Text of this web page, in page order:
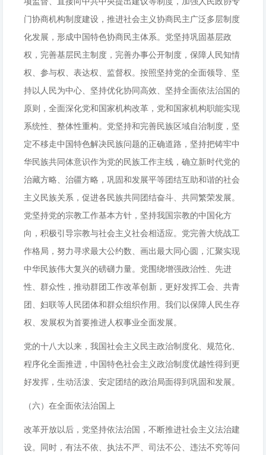
门协商机构制度建设，推进社会主义协商民主广泛多层制度
化发展，形成中国特色协商民主体系。党坚持巩固基层政
权，完善基层民主制度，完善办事公开制度，保障人民知情
权、参与权、表达权、监督权。按照坚持党的全面领导、坚
持以人民为中心、坚持优化协同高效、坚持全面依法治国的
原则，全面深化党和国家机构改革，党和国家机构职能实现
系统性、整体性重构。党坚持和完善民族区域自治制度，坚
定不移走中国特色解决民族问题的正确道路，坚持把铸牢中
华民族共同体意识作为党的民族工作主线，确立新时代党的
治藏方略、治疆方略，巩固和发展平等团结互助和谐的社会
主义民族关系，促进各民族共同团结奋斗、共同繁荣发展。
党坚持党的宗教工作基本方针，坚持我国宗教的中国化方
向，积极引导宗教与社会主义社会相适应。党完善大统战工
作格局，努力寻求最大公约数、画出最大同心圆，汇聚实现
中华民族伟大复兴的磅礴力量。党围绕增强政治性、先进
性、群众性，推动群团工作改革创新，更好发挥工会、共青
团、妇联等人民团体和群众组织作用。我们以保障人民生存
权、发展权为首要推进人权事业全面发展。
党的十八大以来，我国社会主义民主政治制度化、规范化、
程序化全面推进，中国特色社会主义政治制度优越性得到更
好发挥，生动活泼、安定团结的政治局面得到巩固和发展。
（六）在全面依法治国上
改革开放以后，党坚持依法治国，不断推进社会主义法治建
设。同时，有法不依、执法不严、司法不公、违法不究等问